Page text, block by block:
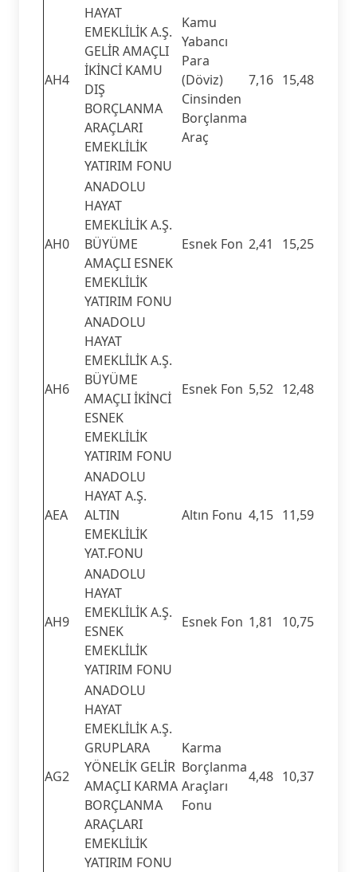
AH4
HAYAT
EMEKLİLİK A.Ş.
GELİR AMAÇLI
İKİNCİ KAMU
DIŞ
BORÇLANMA
ARAÇLARI
EMEKLİLİK
YATIRIM FONU
Kamu
Yabancı
Para
(Döviz)
Cinsinden
Borçlanma
Araç
7,16 15,48
AH0
ANADOLU
HAYAT
EMEKLİLİK A.Ş.
BÜYÜME
AMAÇLI ESNEK
EMEKLİLİK
YATIRIM FONU
Esnek Fon 2,41 15,25
AH6
ANADOLU
HAYAT
EMEKLİLİK A.Ş.
BÜYÜME
AMAÇLI İKİNCİ
ESNEK
EMEKLİLİK
YATIRIM FONU
Esnek Fon 5,52 12,48
AEA
ANADOLU
HAYAT A.Ş.
ALTIN
EMEKLİLİK
YAT.FONU
Altın Fonu 4,15 11,59
AH9
ANADOLU
HAYAT
EMEKLİLİK A.Ş.
ESNEK
EMEKLİLİK
YATIRIM FONU
Esnek Fon 1,81 10,75
AG2
ANADOLU
HAYAT
EMEKLİLİK A.Ş.
GRUPLARA
YÖNELİK GELİR
AMAÇLI KARMA
BORÇLANMA
ARAÇLARI
EMEKLİLİK
YATIRIM FONU
Karma
Borçlanma
Araçları
Fonu
4,48 10,37